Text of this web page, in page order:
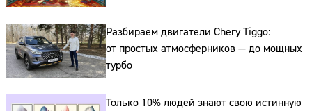
Разбираем двигатели Chery Tiggo:
от простых атмосферников — до мощных
турбо
Только 10% людей знают свою истинную